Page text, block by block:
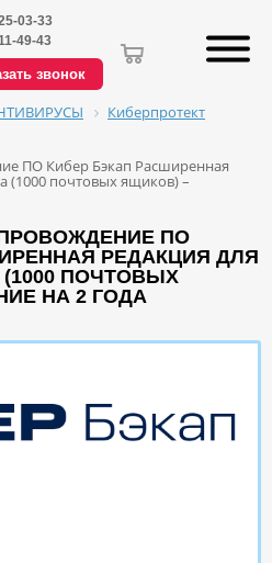
03-33
49-43
звонок
Киберпротект
ПО Кибер Бэкап Расширенная
(1000 почтовых ящиков) –
ПО
РЕДАКЦИЯ ДЛЯ
ПОЧТОВЫХ
НА 2 ГОДА